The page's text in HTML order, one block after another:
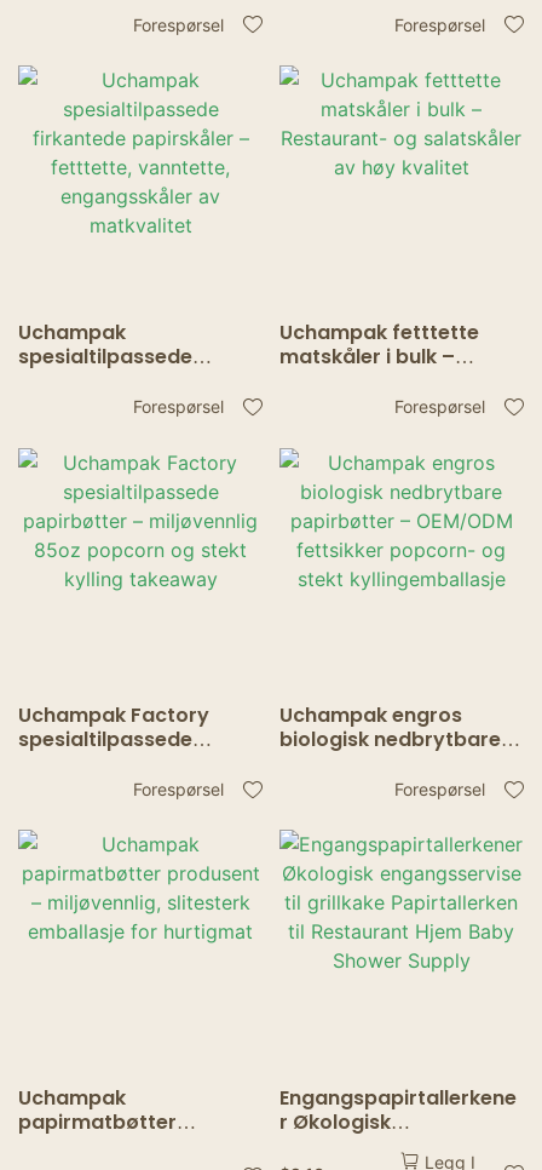
slitesterk takeaway-
Forespørsel
fettsikre enkeltskåler og
Forespørsel
Uchampak
spesialtilpassede
fetttette, vanntette,
matkvalitet
Forespørsel
Uchampak fetttette
matskåler i bulk –
salatskåler av høy
Forespørsel
Uchampak Factory
spesialtilpassede
miljøvennlig 85oz
takeaway
Forespørsel
Uchampak engros
biologisk nedbrytbare
fettsikker popcorn- og
Forespørsel
Uchampak
papirmatbøtter
Engangspapirtallerkene
r Økologisk
engangsservise til
Legg I